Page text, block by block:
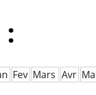
Fev Mars Avr